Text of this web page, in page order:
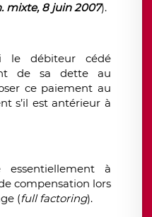
mixte, 8 juin 2007).
le débiteur cédé
de sa dette au
ce paiement au
s’il est antérieur à
à
compensation lors
(full factoring).